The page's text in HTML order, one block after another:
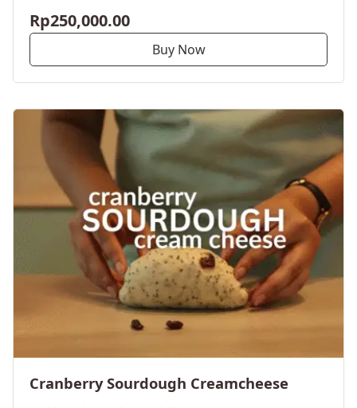
Rp250,000.00
Buy Now
Cranberry Sourdough Creamcheese